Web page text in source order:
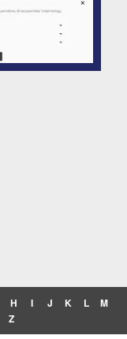
H I J K L
M
Z